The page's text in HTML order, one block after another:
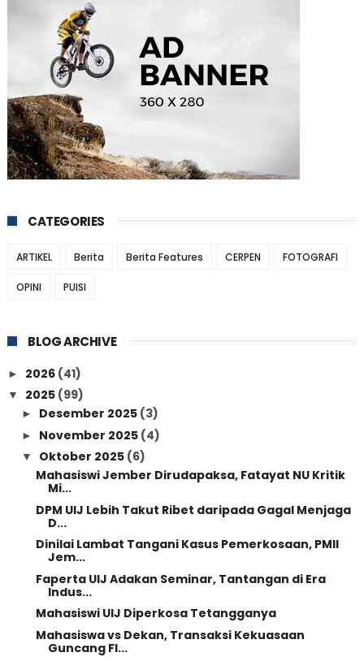
CATEGORIES
ARTIKEL Berita Berita Features CERPEN FOTOGRAFI
OPINI PUISI
BLOG ARCHIVE
► 2026 (41)
▼ 2025 (99)
► Desember 2025 (3)
► November 2025 (4)
▼ Oktober 2025 (6)
Mahasiswi Jember Dirudapaksa, Fatayat NU Kritik
Mi...
DPM UIJ Lebih Takut Ribet daripada Gagal Menjaga
D...
Dinilai Lambat Tangani Kasus Pemerkosaan, PMII
Jem...
Faperta UIJ Adakan Seminar, Tantangan di Era
Indus...
Mahasiswi UIJ Diperkosa Tetangganya
Mahasiswa vs Dekan, Transaksi Kekuasaan
Guncang FI...